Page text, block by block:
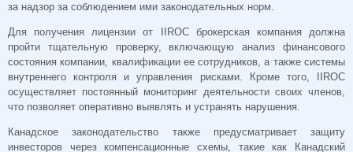
за надзор за соблюдением ими законодательных норм.
Для получения лицензии от IIROC брокерская компания должна
пройти тщательную проверку, включающую анализ финансового
состояния компании, квалификации ее сотрудников, а также системы
внутреннего контроля и управления рисками. Кроме того, IIROC
осуществляет постоянный мониторинг деятельности своих членов,
что позволяет оперативно выявлять и устранять нарушения.
Канадское законодательство также предусматривает защиту
инвесторов через компенсационные схемы, такие как Канадский